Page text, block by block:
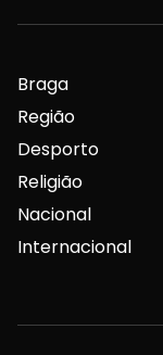
Braga
Região
Desporto
Religião
Nacional
Internacional